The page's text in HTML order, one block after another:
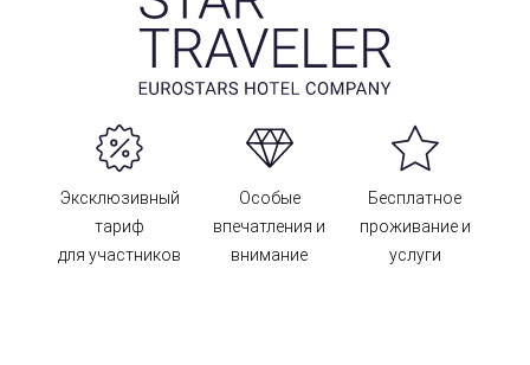
Эксклюзивный
тариф
для участников
Особые
впечатления и
внимание
Бесплатное
проживание и
услуги